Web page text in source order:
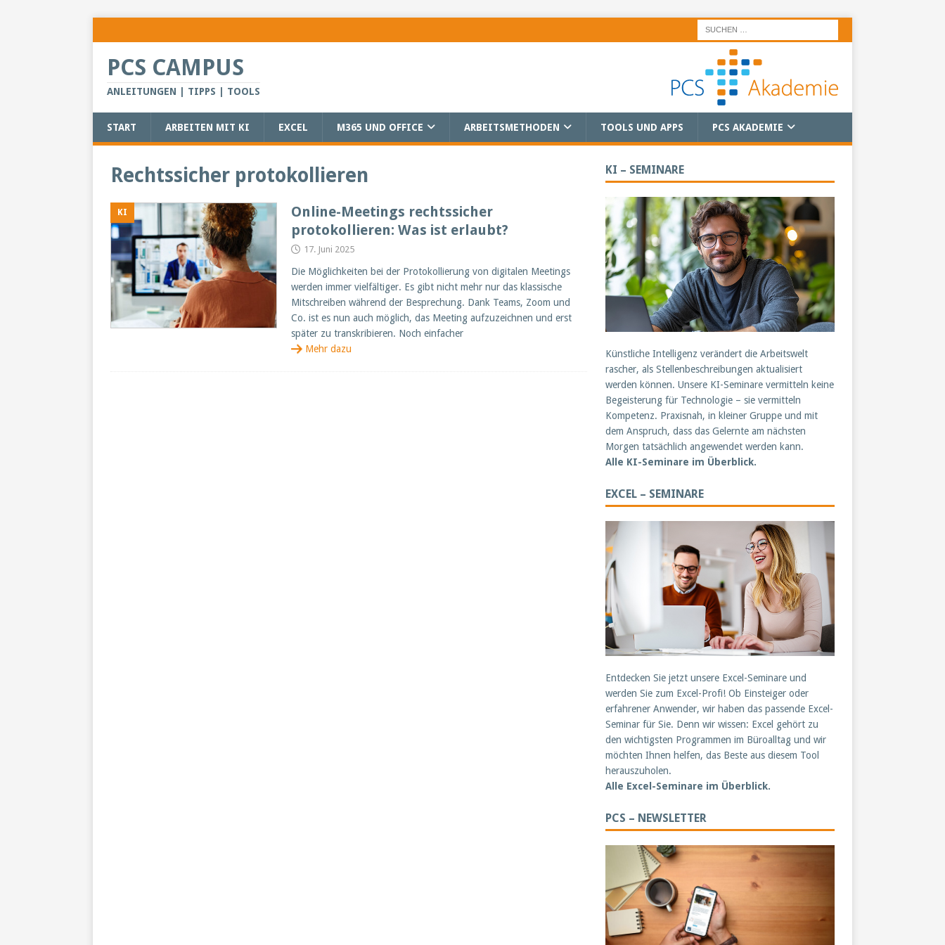
PCS CAMPUS
ANLEITUNGEN | TIPPS | TOOLS
START ARBEITEN MIT KI EXCEL M365 UND OFFICE ARBEITSMETHODEN TOOLS UND APPS PCS AKADEMIE
Rechtssicher protokollieren
KI
Online-Meetings rechtssicher
protokollieren: Was ist erlaubt?
17. Juni 2025
Die Möglichkeiten bei der Protokollierung von digitalen Meetings
werden immer vielfältiger. Es gibt nicht mehr nur das klassische
Mitschreiben während der Besprechung. Dank Teams, Zoom und
Co. ist es nun auch möglich, das Meeting aufzuzeichnen und erst
später zu transkribieren. Noch einfacher
Mehr dazu
KI – SEMINARE
Künstliche Intelligenz verändert die Arbeitswelt
rascher, als Stellenbeschreibungen aktualisiert
werden können. Unsere KI-Seminare vermitteln keine
Begeisterung für Technologie – sie vermitteln
Kompetenz. Praxisnah, in kleiner Gruppe und mit
dem Anspruch, dass das Gelernte am nächsten
Morgen tatsächlich angewendet werden kann.
Alle KI-Seminare im Überblick.
EXCEL – SEMINARE
Entdecken Sie jetzt unsere Excel-Seminare und
werden Sie zum Excel-Profi! Ob Einsteiger oder
erfahrener Anwender, wir haben das passende Excel-
Seminar für Sie. Denn wir wissen: Excel gehört zu
den wichtigsten Programmen im Büroalltag und wir
möchten Ihnen helfen, das Beste aus diesem Tool
herauszuholen.
Alle Excel-Seminare im Überblick.
PCS – NEWSLETTER